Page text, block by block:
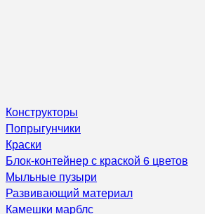
Конструкторы
Попрыгунчики
Краски
Блок-контейнер с краской 6 цветов
Мыльные пузыри
Развивающий материал
Камешки марблс